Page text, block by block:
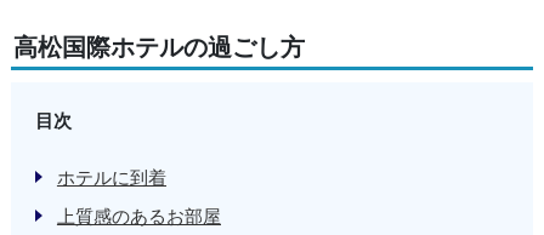
高松国際ホテルの過ごし方
目次
ホテルに到着
上質感のあるお部屋